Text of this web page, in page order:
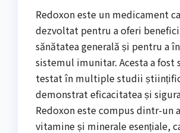
Redoxon este un medicament
dezvoltat pentru a oferi
sănătatea generală și pentru a
sistemul imunitar. Acesta a fost
testat în multiple studii
demonstrat eficacitatea și
Redoxon este compus dintr-un
vitamine și minerale esențiale,